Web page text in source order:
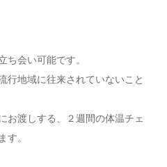
ち会い可能です。
行地域に往来されていないこと
お渡しする、２週間の体温チェ
す。